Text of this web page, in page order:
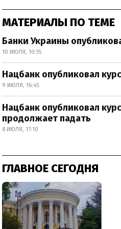
МАТЕРИАЛЫ ПО ТЕМЕ
Банки Украины
10 ИЮЛЯ, 10:55
Нацбанк опубликовал
9 ИЮЛЯ, 16:45
Нацбанк опубликовал
продолжает падать
8 ИЮЛЯ, 17:10
ГЛАВНОЕ СЕГОДНЯ